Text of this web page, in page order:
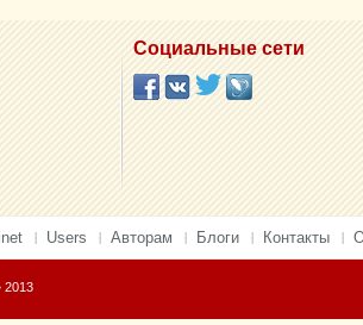
Социальные сети
Users Авторам Блоги Контакты
2013